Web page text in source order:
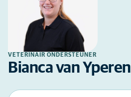
VETERINAIR ONDERSTEUNER
Bianca van Yperen